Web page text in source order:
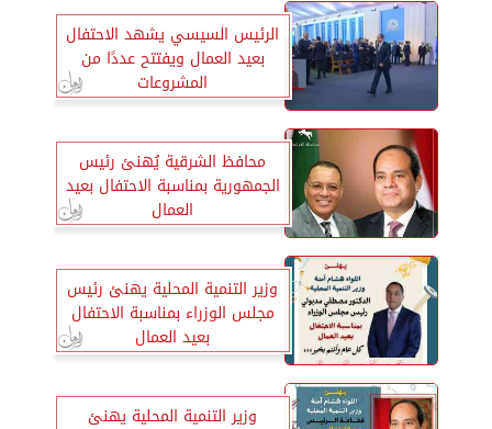
الرئيس السيسي يشهد الاحتفال
بعيد العمال ويفتتح عددًا من
المشروعات
محافظ الشرقية يُهنئ رئيس
الجمهورية بمناسبة الاحتفال بعيد
العمال
وزير التنمية المحلية يهنئ رئيس
مجلس الوزراء بمناسبة الاحتفال
بعيد العمال
وزير التنمية المحلية يهنئ